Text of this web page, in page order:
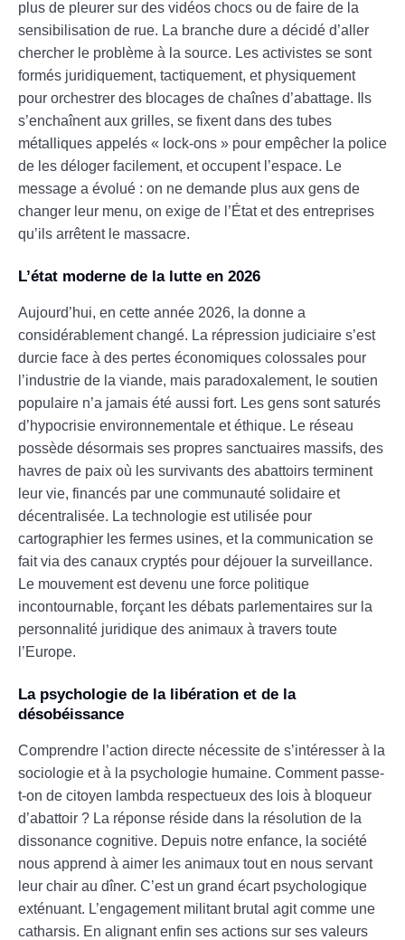
plus de pleurer sur des vidéos chocs ou de faire de la
sensibilisation de rue. La branche dure a décidé d’aller
chercher le problème à la source. Les activistes se sont
formés juridiquement, tactiquement, et physiquement
pour orchestrer des blocages de chaînes d’abattage. Ils
s’enchaînent aux grilles, se fixent dans des tubes
métalliques appelés « lock-ons » pour empêcher la police
de les déloger facilement, et occupent l’espace. Le
message a évolué : on ne demande plus aux gens de
changer leur menu, on exige de l’État et des entreprises
qu’ils arrêtent le massacre.
L’état moderne de la lutte en 2026
Aujourd’hui, en cette année 2026, la donne a
considérablement changé. La répression judiciaire s’est
durcie face à des pertes économiques colossales pour
l’industrie de la viande, mais paradoxalement, le soutien
populaire n’a jamais été aussi fort. Les gens sont saturés
d’hypocrisie environnementale et éthique. Le réseau
possède désormais ses propres sanctuaires massifs, des
havres de paix où les survivants des abattoirs terminent
leur vie, financés par une communauté solidaire et
décentralisée. La technologie est utilisée pour
cartographier les fermes usines, et la communication se
fait via des canaux cryptés pour déjouer la surveillance.
Le mouvement est devenu une force politique
incontournable, forçant les débats parlementaires sur la
personnalité juridique des animaux à travers toute
l’Europe.
La psychologie de la libération et de la
désobéissance
Comprendre l’action directe nécessite de s’intéresser à la
sociologie et à la psychologie humaine. Comment passe-
t-on de citoyen lambda respectueux des lois à bloqueur
d’abattoir ? La réponse réside dans la résolution de la
dissonance cognitive. Depuis notre enfance, la société
nous apprend à aimer les animaux tout en nous servant
leur chair au dîner. C’est un grand écart psychologique
exténuant. L’engagement militant brutal agit comme une
catharsis. En alignant enfin ses actions sur ses valeurs